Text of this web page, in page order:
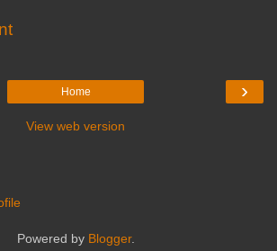
›
Home
View web version
Powered by Blogger.